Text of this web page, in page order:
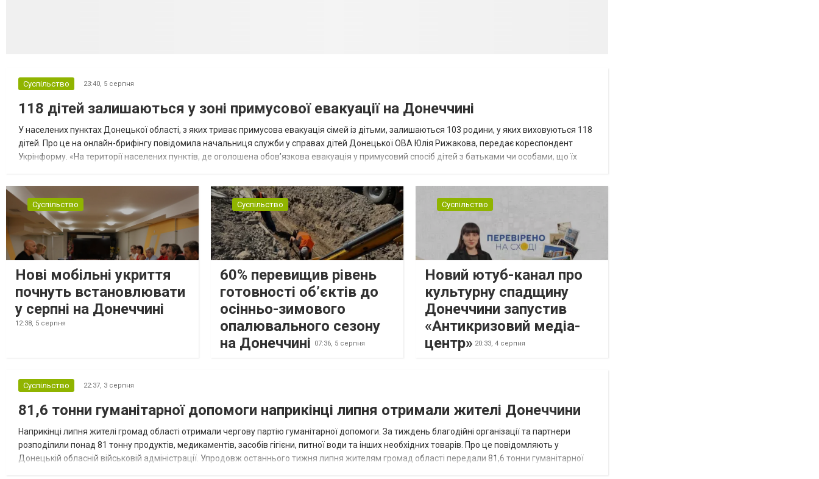
Суспільство 23:40, 5 серпня
118 дітей залишаються у зоні примусової евакуації на Донеччині
У населених пунктах Донецької області, з яких триває примусова евакуація сімей із дітьми, залишаються 103 родини, у яких виховуються 118
дітей. Про це на онлайн-брифінгу повідомила начальниця служби у справах дітей Донецької ОВА Юлія Рижакова, передає кореспондент
Укрінформу. «На території населених пунктів, де оголошена обов’язкова евакуація у примусовий спосіб дітей з батьками чи особами, що їх
Суспільство
Нові мобільні укриття
почнуть встановлювати
у серпні на Донеччині
12:38, 5 серпня
Суспільство
60% перевищив рівень
готовності об’єктів до
осінньо-зимового
опалювального сезону
на Донеччині
07:36, 5 серпня
Суспільство
Новий ютуб-канал про
культурну спадщину
Донеччини запустив
«Антикризовий медіа-
центр» 20:33, 4 серпня
Суспільство 22:37, 3 серпня
81,6 тонни гуманітарної допомоги наприкінці липня отримали жителі Донеччини
Наприкінці липня жителі громад області отримали чергову партію гуманітарної допомоги. За тиждень благодійні організації та партнери
розподілили понад 81 тонну продуктів, медикаментів, засобів гігієни, питної води та інших необхідних товарів. Про це повідомляють у
Донецькій обласній військовій адміністрації. Упродовж останнього тижня липня жителям громад області передали 81,6 тонни гуманітарної